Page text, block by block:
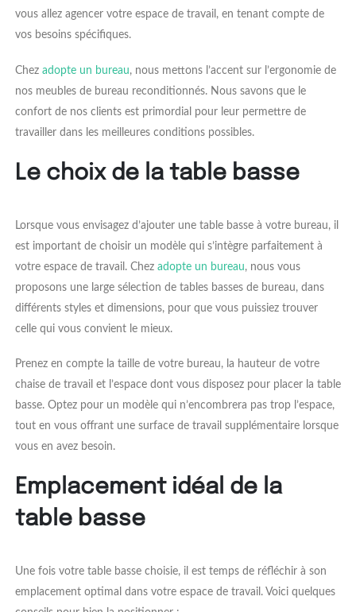
vous allez agencer votre espace de travail, en tenant compte de
vos besoins spécifiques.
Chez adopte un bureau, nous mettons l’accent sur l’ergonomie de
nos meubles de bureau reconditionnés. Nous savons que le
confort de nos clients est primordial pour leur permettre de
travailler dans les meilleures conditions possibles.
Le choix de la table basse
Lorsque vous envisagez d’ajouter une table basse à votre bureau, il
est important de choisir un modèle qui s’intègre parfaitement à
votre espace de travail. Chez adopte un bureau, nous vous
proposons une large sélection de tables basses de bureau, dans
différents styles et dimensions, pour que vous puissiez trouver
celle qui vous convient le mieux.
Prenez en compte la taille de votre bureau, la hauteur de votre
chaise de travail et l’espace dont vous disposez pour placer la table
basse. Optez pour un modèle qui n’encombrera pas trop l’espace,
tout en vous offrant une surface de travail supplémentaire lorsque
vous en avez besoin.
Emplacement idéal de la
table basse
Une fois votre table basse choisie, il est temps de réfléchir à son
emplacement optimal dans votre espace de travail. Voici quelques